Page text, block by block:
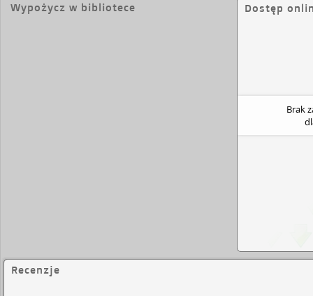
Wypożycz w bibliotece Dostęp
Brak
Recenzje